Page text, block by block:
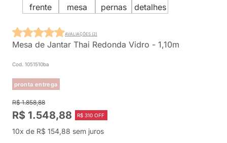
Mesa de Jantar Thai Redonda Vidro - 1,10m
Cod. 1051510ba
pronta entrega
AVALIAÇÕES (2)
R$ 1.858,88
R$ 1.548,88 R$ 310 OFF
10x de R$ 154,88 sem juros